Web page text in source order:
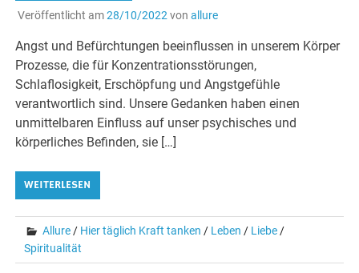
Veröffentlicht am28/10/2022 von allure
Angst und Befürchtungen beeinflussen in unserem Körper
Prozesse, die für Konzentrationsstörungen,
Schlaflosigkeit, Erschöpfung und Angstgefühle
verantwortlich sind. Unsere Gedanken haben einen
unmittelbaren Einfluss auf unser psychisches und
körperliches Befinden, sie […]
WEITERLESEN
Allure / Hier täglich Kraft tanken / Leben / Liebe /
Spiritualität